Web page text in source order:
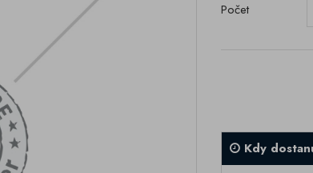
Počet
Kdy